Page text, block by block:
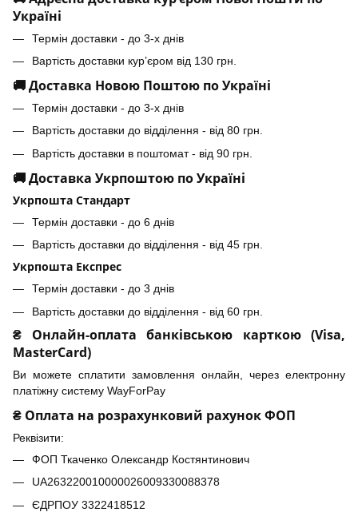
Україні
Термін доставки - до 3-х днів
Вартість доставки кур’єром від 130 грн.
🚚 Доставка Новою Поштою по Україні
Термін доставки - до 3-х днів
Вартість доставки до відділення - від 80 грн.
Вартість доставки в поштомат - від 90 грн.
🚚 Доставка Укрпоштою по Україні
Укрпошта Стандарт
Термін доставки - до 6 днів
Вартість доставки до відділення - від 45 грн.
Укрпошта Експрес
Термін доставки - до 3 днів
Вартість доставки до відділення - від 60 грн.
₴ Онлайн-оплата банківською карткою (Visa,
MasterCard)
Ви можете сплатити замовлення онлайн, через електронну
платіжну систему WayForPay
₴ Оплата на розрахунковий рахунок ФОП
Реквізити:
ФОП Ткаченко Олександр Костянтинович
UA263220010000026009330088378
ЄДРПОУ 3322418512